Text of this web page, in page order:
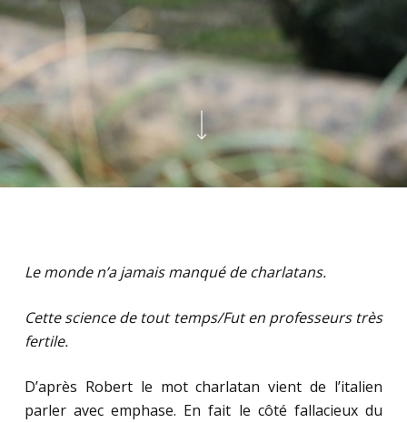
Le monde n’a jamais manqué de charlatans.
Cette science de tout temps/Fut en professeurs très
fertile.
D’après Robert le mot charlatan vient de l’italien
parler avec emphase. En fait le côté fallacieux du